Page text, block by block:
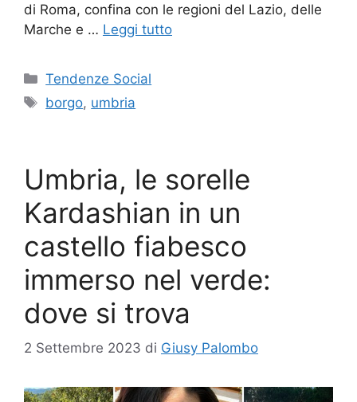
di Roma, confina con le regioni del Lazio, delle
Marche e … Leggi tutto
Categorie
Tendenze Social
Tag
borgo, umbria
Umbria, le sorelle
Kardashian in un
castello fiabesco
immerso nel verde:
dove si trova
2 Settembre 2023 di Giusy Palombo